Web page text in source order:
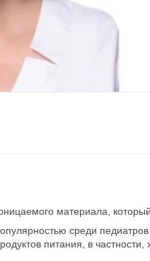
материала,
среди
питания, в частности,